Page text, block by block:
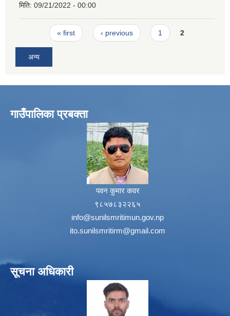
मिति: 09/21/2022 - 00:00
Pages« first ‹ previous 1 2
अन्य
गाउँपालिका प्रबक्ता
पवन कुमार कवर
९८५७८३२२६५
info@sunilsmritimun.gov.np
ito.sunilsmritirm@gmail.com
सूचना अधिकारी